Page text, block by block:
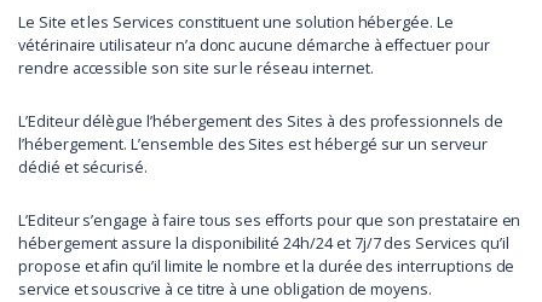
Le Site et les Services constituent une solution hébergée. Le
vétérinaire utilisateur n’a donc aucune démarche à effectuer pour
rendre accessible son site sur le réseau internet.
L’Editeur délègue l’hébergement des Sites à des professionnels de
l’hébergement. L’ensemble des Sites est hébergé sur un serveur
dédié et sécurisé.
L’Editeur s’engage à faire tous ses efforts pour que son prestataire en
hébergement assure la disponibilité 24h/24 et 7j/7 des Services qu’il
propose et afin qu’il limite le nombre et la durée des interruptions de
service et souscrive à ce titre à une obligation de moyens.